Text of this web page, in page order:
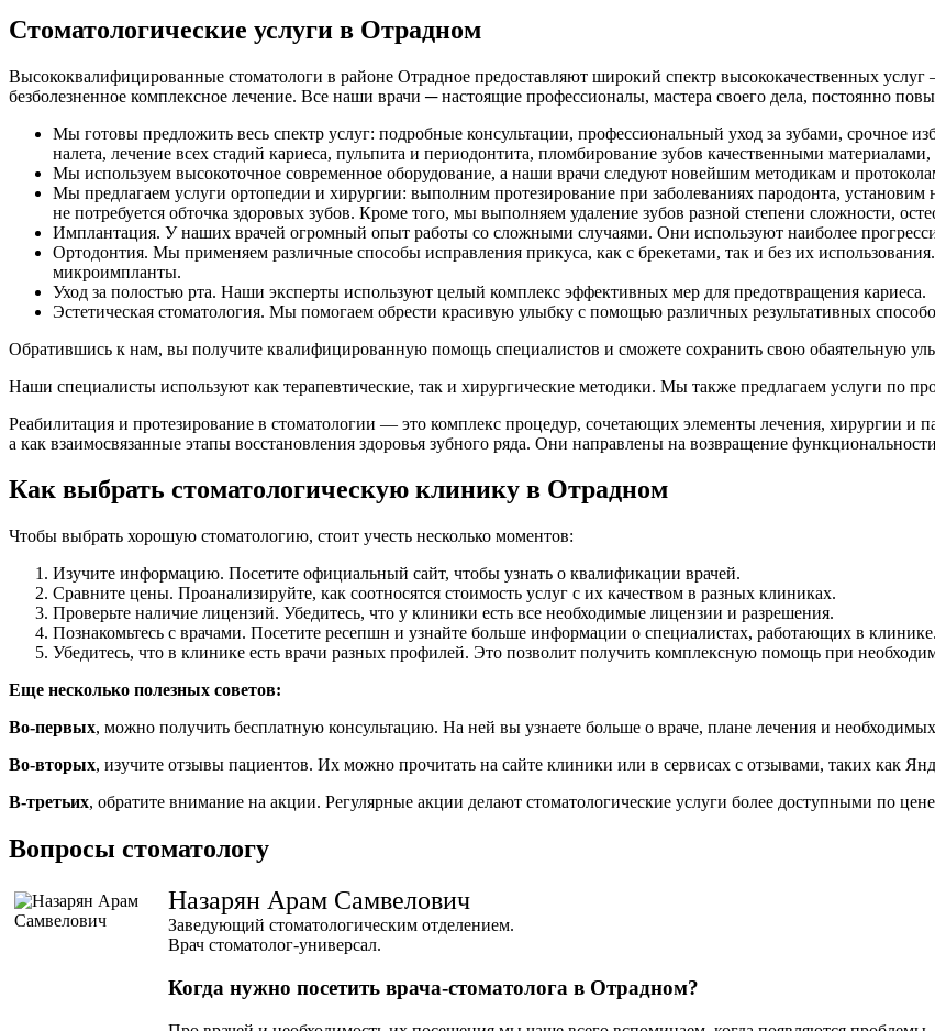
Стоматологические услуги в Отрадном
Высококвалифицированные стоматологи в районе Отрадное предоставляют широкий спектр высококачественных
безболезненное комплексное лечение. Все наши врачи ─ настоящие профессионалы, мастера своего дела, постоянно
Мы готовы предложить весь спектр услуг: подробные консультации, профессиональный уход за зубами, срочное
налета, лечение всех стадий кариеса, пульпита и периодонтита, пломбирование зубов качественными
Мы используем высокоточное современное оборудование, а наши врачи следуют новейшим методикам и
Мы предлагаем услуги ортопедии и хирургии: выполним протезирование при заболеваниях пародонта,
не потребуется обточка здоровых зубов. Кроме того, мы выполняем удаление зубов разной степени сложности,
Имплантация. У наших врачей огромный опыт работы со сложными случаями. Они используют наиболее
Ортодонтия. Мы применяем различные способы исправления прикуса, как с брекетами, так и без их
микроимпланты.
Уход за полостью рта. Наши эксперты используют целый комплекс эффективных мер для предотвращения кариеса.
Эстетическая стоматология. Мы помогаем обрести красивую улыбку с помощью различных результативных
Обратившись к нам, вы получите квалифицированную помощь специалистов и сможете сохранить свою обаятельную
Наши специалисты используют как терапевтические, так и хирургические методики. Мы также предлагаем услуги по
Реабилитация и протезирование в стоматологии — это комплекс процедур, сочетающих элементы лечения, хирургии и
а как взаимосвязанные этапы восстановления здоровья зубного ряда. Они направлены на возвращение
Как выбрать стоматологическую клинику в Отрадном
Чтобы выбрать хорошую стоматологию, стоит учесть несколько моментов:
Изучите информацию. Посетите официальный сайт, чтобы узнать о квалификации врачей.
Сравните цены. Проанализируйте, как соотносятся стоимость услуг с их качеством в разных клиниках.
Проверьте наличие лицензий. Убедитесь, что у клиники есть все необходимые лицензии и разрешения.
Познакомьтесь с врачами. Посетите ресепшн и узнайте больше информации о специалистах, работающих в клинике.
Убедитесь, что в клинике есть врачи разных профилей. Это позволит получить комплексную помощь при
Еще несколько полезных советов:
Во-первых, можно получить бесплатную консультацию. На ней вы узнаете больше о враче, плане лечения и
Во-вторых, изучите отзывы пациентов. Их можно прочитать на сайте клиники или в сервисах с отзывами, таких как
В-третьих, обратите внимание на акции. Регулярные акции делают стоматологические услуги более доступными по
Вопросы стоматологу
Назарян Арам Самвелович
Заведующий стоматологическим отделением.
Врач стоматолог-универсал.
Когда нужно посетить врача-стоматолога в Отрадном?